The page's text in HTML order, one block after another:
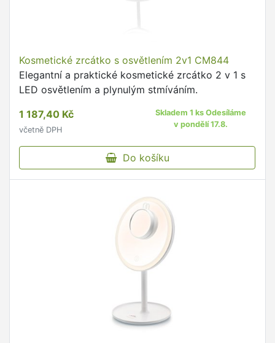
Kosmetické zrcátko s osvětlením 2v1 CM844
Elegantní a praktické kosmetické zrcátko 2 v 1 s
LED osvětlením a plynulým stmíváním.
1 187,40 Kč
včetně DPH
Skladem 1 ks Odesíláme
v pondělí 17.8.
Do košíku